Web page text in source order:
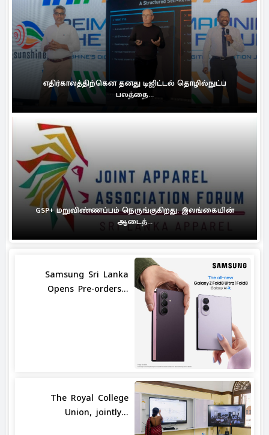
எதிர்காலத்திற்கென தனது டிஜிட்டல் தொழில்நுட்ப
பலத்தை...
GSP+ மறுவிண்ணப்பம் நெருங்குகிறது: இலங்கையின்
ஆடைத்...
Samsung Sri Lanka
Opens Pre-orders...
The Royal College
Union, jointly...